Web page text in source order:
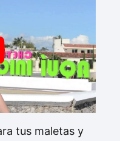
tus maletas y